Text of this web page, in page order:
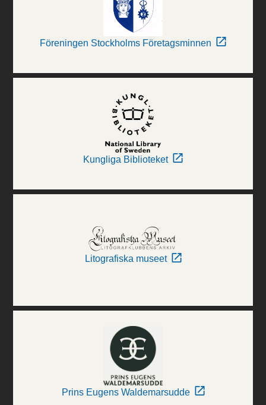
Föreningen Stockholms Företagsminnen
Kungliga Biblioteket
Litografiska museet
Prins Eugens Waldemarsudde